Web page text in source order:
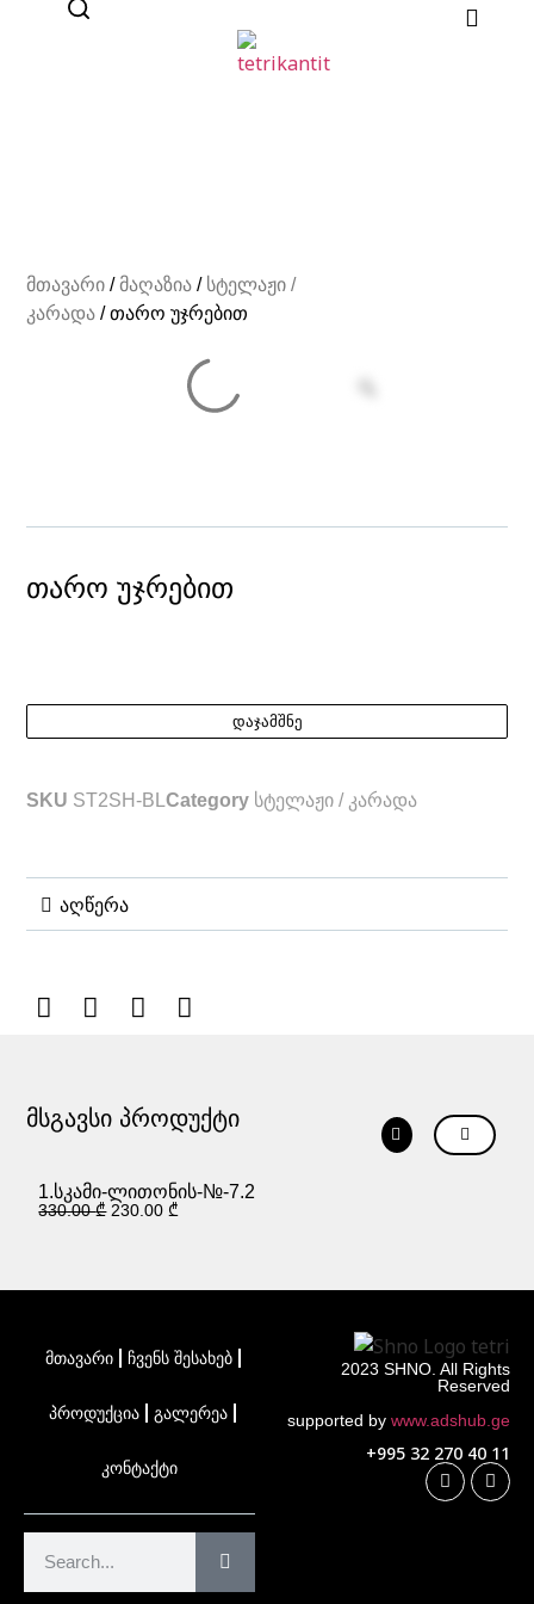
მთავარი /მაღაზია / სტელაჟი /
კარადა / თარო უჯრებით
თარო უჯრებით
დაჯამშნე
SKU ST2SH-BLCategory სტელაჟი / კარადა
აღწერა
მსგავსი პროდუქტი
1.სკამი-ლითონის-№-7.2
330.00₾ 230.00₾
მთავარი ჩვენს შესახებ
პროდუქცია გალერეა
კონტაქტი
2023 SHNO. All Rights
Reserved
supported by www.adshub.ge
+995 32 270 40 11